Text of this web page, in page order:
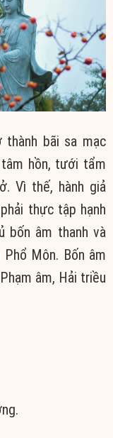
bãi sa mạc
hồn, tưới tẩm
Vì thế, hành giả
thực tập hạnh
bốn âm thanh và
Môn. Bốn âm
âm, Hải triều